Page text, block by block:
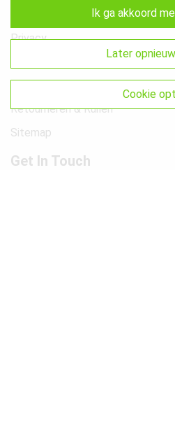
Privacy
Retourneren & Ruilen
Sitemap
Get In Touch
ik ga akkoord
later
cookie